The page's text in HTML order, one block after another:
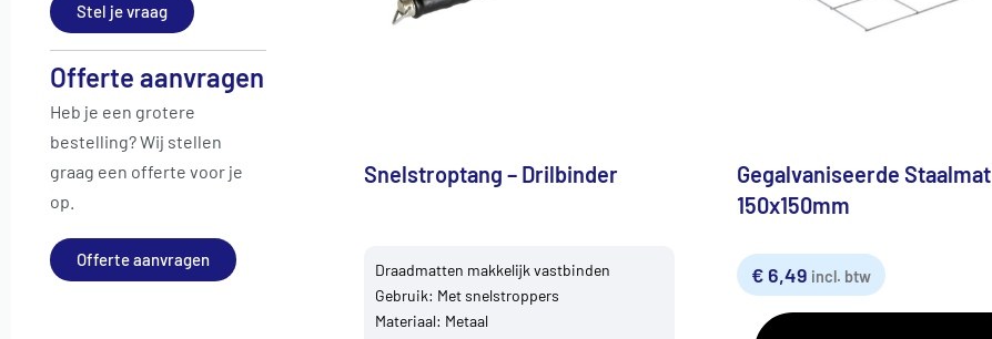
Stel je vraag
Offerte aanvragen
Heb je een grotere
bestelling? Wij stellen
graag een offerte voor je
op.
Offerte aanvragen
Snelstroptang – Drilbinder
Draadmatten makkelijk vastbinden
Gebruik: Met snelstroppers
Materiaal: Metaal
Gegalvaniseerde Staalmat
150x150mm
€ 6,49 incl. btw